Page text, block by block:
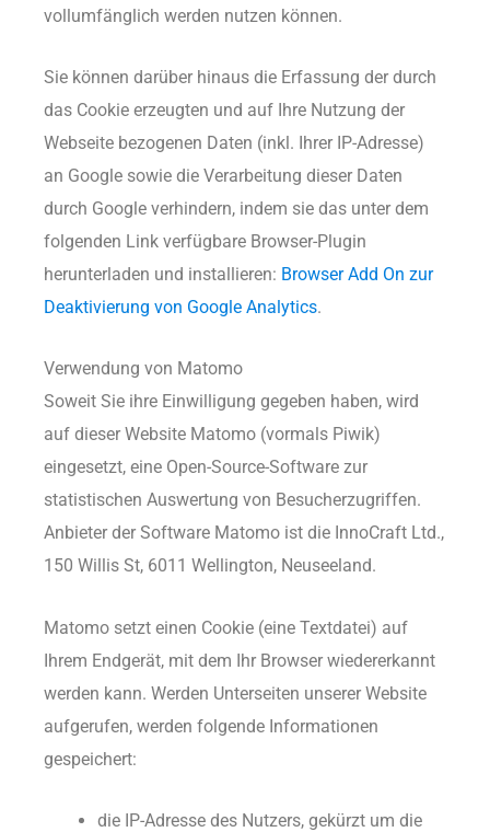
vollumfänglich werden nutzen können.
Sie können darüber hinaus die Erfassung der durch
das Cookie erzeugten und auf Ihre Nutzung der
Webseite bezogenen Daten (inkl. Ihrer IP-Adresse)
an Google sowie die Verarbeitung dieser Daten
durch Google verhindern, indem sie das unter dem
folgenden Link verfügbare Browser-Plugin
herunterladen und installieren: Browser Add On zur
Deaktivierung von Google Analytics.
Verwendung von Matomo
Soweit Sie ihre Einwilligung gegeben haben, wird
auf dieser Website Matomo (vormals Piwik)
eingesetzt, eine Open-Source-Software zur
statistischen Auswertung von Besucherzugriffen.
Anbieter der Software Matomo ist die InnoCraft Ltd.,
150 Willis St, 6011 Wellington, Neuseeland.
Matomo setzt einen Cookie (eine Textdatei) auf
Ihrem Endgerät, mit dem Ihr Browser wiedererkannt
werden kann. Werden Unterseiten unserer Website
aufgerufen, werden folgende Informationen
gespeichert:
die IP-Adresse des Nutzers, gekürzt um die